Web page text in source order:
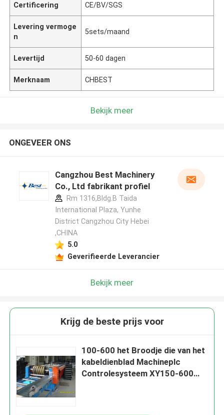
Certificering CE/BV/SGS
Levering vermoge
n
5sets/maand
Levertijd 50-60 dagen
Merknaam CHBEST
Bekijk meer
ONGEVEER ONS
Cangzhou Best Machinery
Co., Ltd fabrikant profiel
Rm 1316,Bldg.B Taida
International Plaza, Yunhe
District Cangzhou City Hebei
,CHINA
5.0
Geverifieerde Leverancier
Bekijk meer
Krijg de beste prijs voor
100-600 het Broodje die van het
kabeldienblad Machineplc
Controlesysteem XY150-600